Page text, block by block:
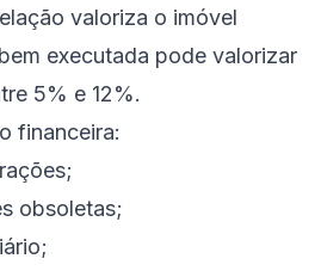
valoriza o imóvel
executada pode valorizar
5% e 12%.
financeira:
obsoletas;